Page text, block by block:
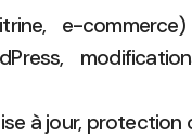
e-
à jour, protection